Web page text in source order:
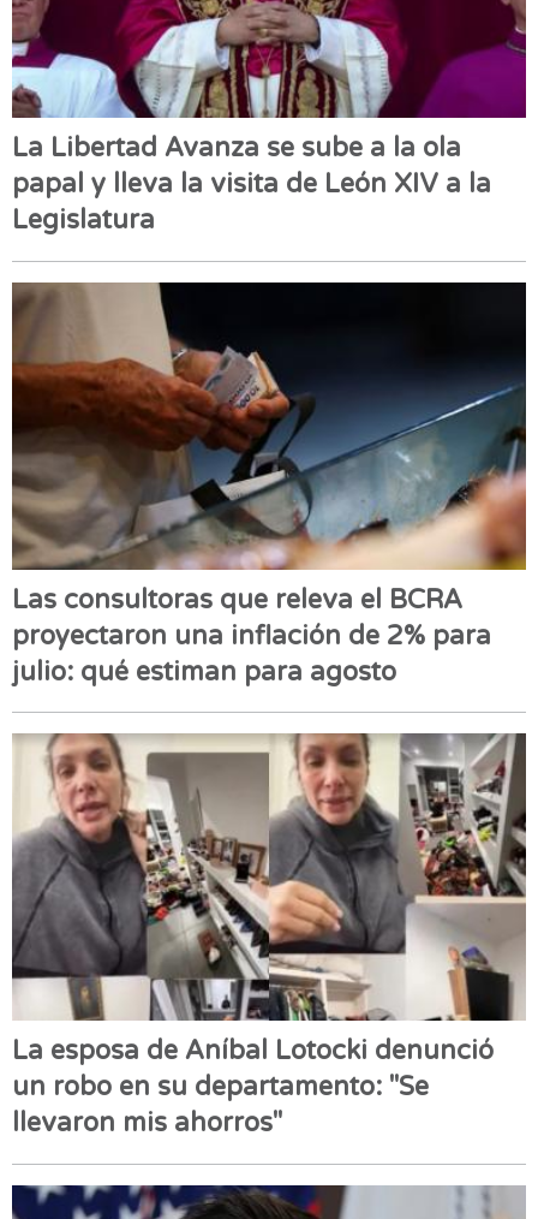
La Libertad Avanza se sube a la ola
papal y lleva la visita de León XIV a la
Legislatura
Las consultoras que releva el BCRA
proyectaron una inflación de 2% para
julio: qué estiman para agosto
La esposa de Aníbal Lotocki denunció
un robo en su departamento: "Se
llevaron mis ahorros"